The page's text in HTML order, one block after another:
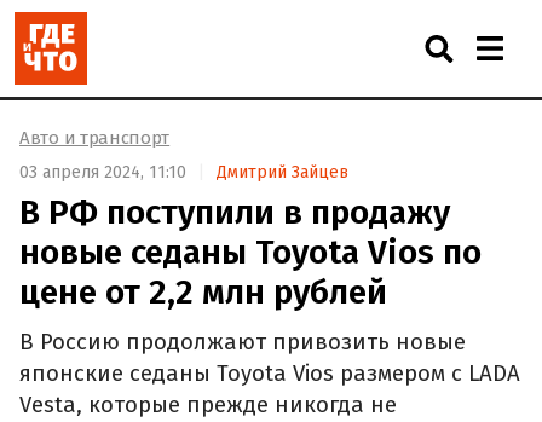
Авто и транспорт
03 апреля 2024, 11:10 Дмитрий Зайцев
В РФ поступили в продажу
новые седаны Toyota Vios по
цене от 2,2 млн рублей
В Россию продолжают привозить новые
японские седаны Toyota Vios размером с LADA
Vesta, которые прежде никогда не